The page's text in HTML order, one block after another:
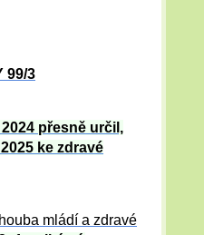
99/3
přesně určil,
ke zdravé
mládí a zdravé